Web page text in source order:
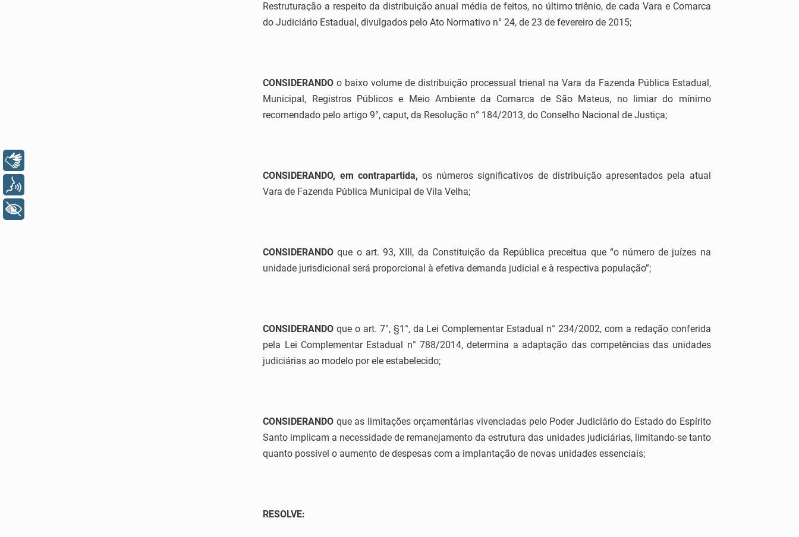
Restruturação a respeito da distribuição anual média de feitos, no último triênio, de cada Vara e Comarca
do Judiciário Estadual, divulgados pelo Ato Normativo n° 24, de 23 de fevereiro de 2015;
CONSIDERANDO o baixo volume de distribuição processual trienal na Vara da Fazenda Pública Estadual,
Municipal, Registros Públicos e Meio Ambiente da Comarca de São Mateus, no limiar do mínimo
recomendado pelo artigo 9°, caput, da Resolução n° 184/2013, do Conselho Nacional de Justiça;
CONSIDERANDO, em contrapartida, os números significativos de distribuição apresentados pela atual
Vara de Fazenda Pública Municipal de Vila Velha;
CONSIDERANDO que o art. 93, XIII, da Constituição da República preceitua que “o número de juízes na
unidade jurisdicional será proporcional à efetiva demanda judicial e à respectiva população”;
CONSIDERANDO que o art. 7°, §1°, da Lei Complementar Estadual n° 234/2002, com a redação conferida
pela Lei Complementar Estadual n° 788/2014, determina a adaptação das competências das unidades
judiciárias ao modelo por ele estabelecido;
CONSIDERANDO que as limitações orçamentárias vivenciadas pelo Poder Judiciário do Estado do Espírito
Santo implicam a necessidade de remanejamento da estrutura das unidades judiciárias, limitando-se tanto
quanto possível o aumento de despesas com a implantação de novas unidades essenciais;
RESOLVE: